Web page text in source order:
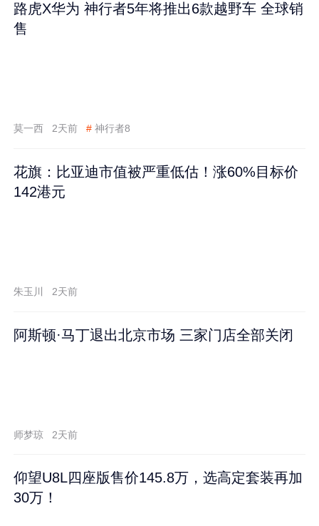
路虎X华为 神行者5年将推出6款越野车 全球销
售
莫一西 2天前 # 神行者8
花旗：比亚迪市值被严重低估！涨60%目标价
142港元
朱玉川 2天前
阿斯顿·马丁退出北京市场 三家门店全部关闭
师梦琼 2天前
仰望U8L四座版售价145.8万，选高定套装再加
30万！